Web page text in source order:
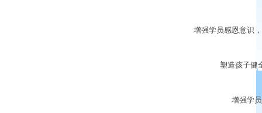
增强学员感恩意识，
塑造孩子健全
增强学员